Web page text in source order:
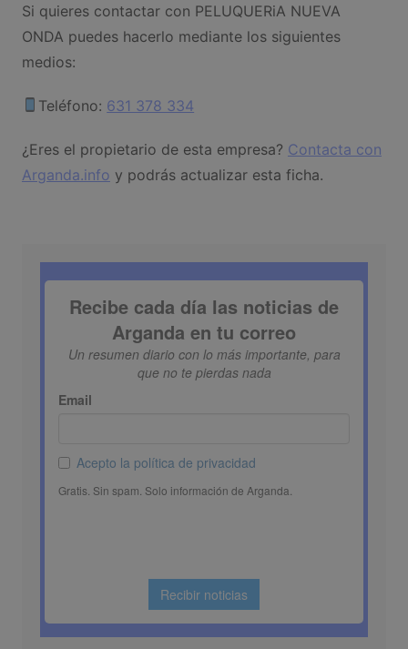
Si quieres contactar con PELUQUERiA NUEVA
ONDA puedes hacerlo mediante los siguientes
medios:
Teléfono: 631 378 334
¿Eres el propietario de esta empresa? Contacta con
Arganda.info y podrás actualizar esta ficha.